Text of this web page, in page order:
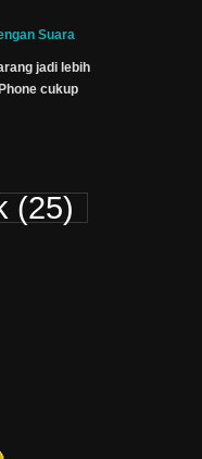
Suara
jadi lebih
cukup
(25)